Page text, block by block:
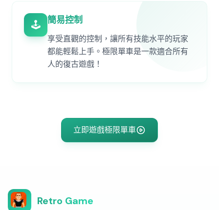
🕹️ 簡易控制
享受直觀的控制，讓所有技能水平的玩家
都能輕鬆上手。極限單車是一款適合所有
人的復古遊戲！
立即遊戲極限單車
Retro Game